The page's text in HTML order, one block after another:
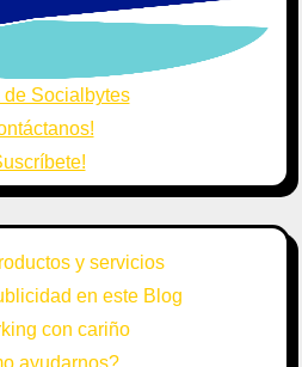
de Socialbytes
y servicios
en este Blog
con cariño